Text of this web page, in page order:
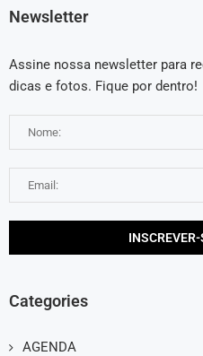
Newsletter
Assine nossa newsletter para
dicas e fotos. Fique por dentro!
Categories
AGENDA